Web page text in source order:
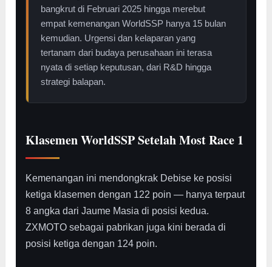
bangkrut di Februari 2025 hingga merebut
empat kemenangan WorldSSP hanya 15 bulan
kemudian. Urgensi dan kelaparan yang
tertanam dari budaya perusahaan ini terasa
nyata di setiap keputusan, dari R&D hingga
strategi balapan.
Klasemen WorldSSP Setelah Most Race 1
Kemenangan ini mendongkrak Debise ke posisi
ketiga klasemen dengan 122 poin — hanya terpaut
8 angka dari Jaume Masia di posisi kedua.
ZXMOTO sebagai pabrikan juga kini berada di
posisi ketiga dengan 124 poin.